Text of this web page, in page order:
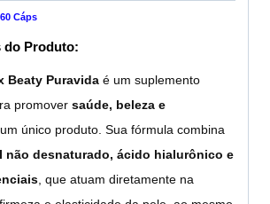
Cáps
do Produto:
Beaty Puravida é um suplemento
promover saúde, beleza e
único produto. Sua fórmula combina
não desnaturado, ácido hialurônico e
, que atuam diretamente na